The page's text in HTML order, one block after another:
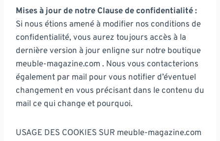
Mises à jour de notre Clause de confidentialité :
Si nous étions amené à modifier nos conditions de
confidentialité, vous aurez toujours accès à la
dernière version à jour enligne sur notre boutique
meuble-magazine.com . Nous vous contacterions
également par mail pour vous notifier d’éventuel
changement en vous précisant dans le contenu du
mail ce qui change et pourquoi.
USAGE DES COOKIES SUR meuble-magazine.com